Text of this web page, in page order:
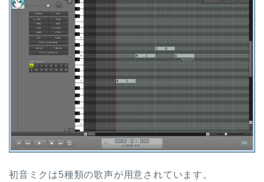
初音ミクは5種類の歌声が用意されています。